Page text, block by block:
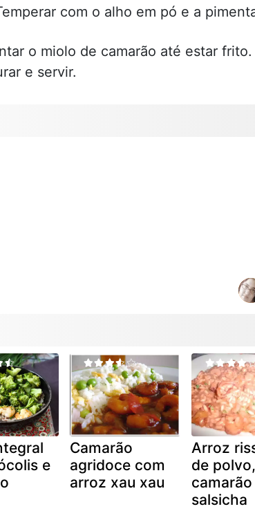
com o alho em pó e a
o miolo de camarão até estar
e servir.
e
Camarão
agridoce com
arroz xau xau
Arroz
de polvo,
camarão
salsicha